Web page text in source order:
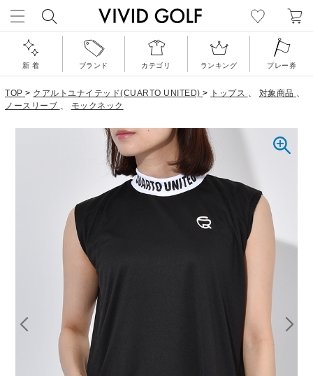
新 着 ブランド カテゴリ ランキング プレー券
TOP > クアルトユナイテッド(CUARTO UNITED) > トップス 、 対象商品 、
ノースリーブ 、 モックネック